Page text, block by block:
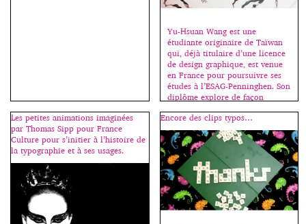
Yu-Hsuan Wang est une
étudiante originaire de Taïwan
qui, déjà titulaire d’une licence
de design graphique, est venue
en France pour poursuivre ses
études à l’ESAG-Penninghen. Son
diplôme explore de façon
apportés par la mondialisation
et le métissage des cultures. À
partir de la cuisine, il construit
une sorte de métaphore pour
[…]
Les petites animations imaginées
par Thomas Sipp pour France
Culture pour s’initier à l’histoire de
la typographie et à ses usages.
Encore des clips typos…